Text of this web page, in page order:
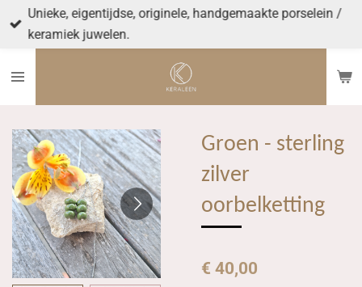
Ga
direct
de
Unieke, eigentijdse, originele, handgemaakte porselein /
keramiek juwelen.
Groen - sterling
zilver
oorbelketting
€ 40,00